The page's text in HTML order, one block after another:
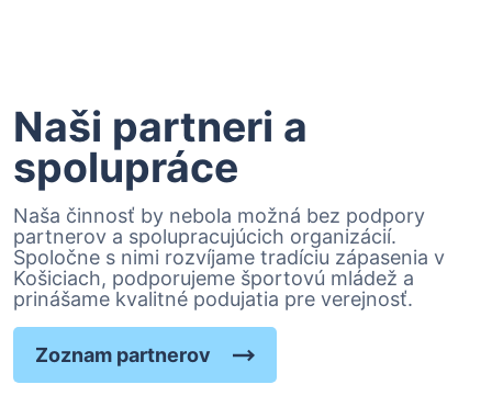
Naši partneri a
spolupráce
Naša činnosť by nebola možná bez podpory
partnerov a spolupracujúcich organizácií.
Spoločne s nimi rozvíjame tradíciu zápasenia v
Košiciach, podporujeme športovú mládež a
prinášame kvalitné podujatia pre verejnosť.
Zoznam partnerov